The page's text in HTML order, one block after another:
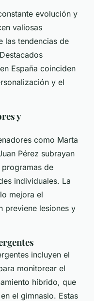
evolución y
valiosas
las tendencias de
España coinciden
y el
y
como Marta
Pérez subrayan
de
individuales. La
mejora el
previene lesiones y
incluyen el
monitorear el
híbrido, que
el gimnasio. Estas